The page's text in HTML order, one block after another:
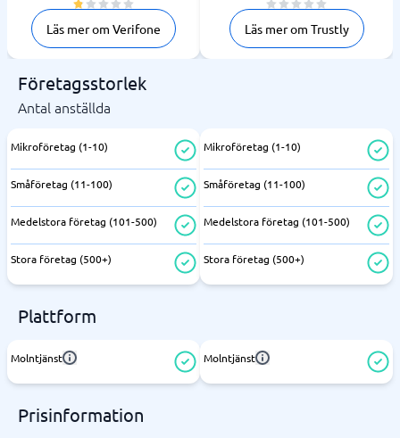
Läs mer om Verifone Läs mer om Trustly
Företagsstorlek
Antal anställda
Mikroföretag (1-10)
Småföretag (11-100)
Medelstora företag (101-500)
Stora företag (500+)
Mikroföretag (1-10)
Småföretag (11-100)
Medelstora företag (101-500)
Stora företag (500+)
Plattform
Molntjänst Molntjänst
Prisinformation